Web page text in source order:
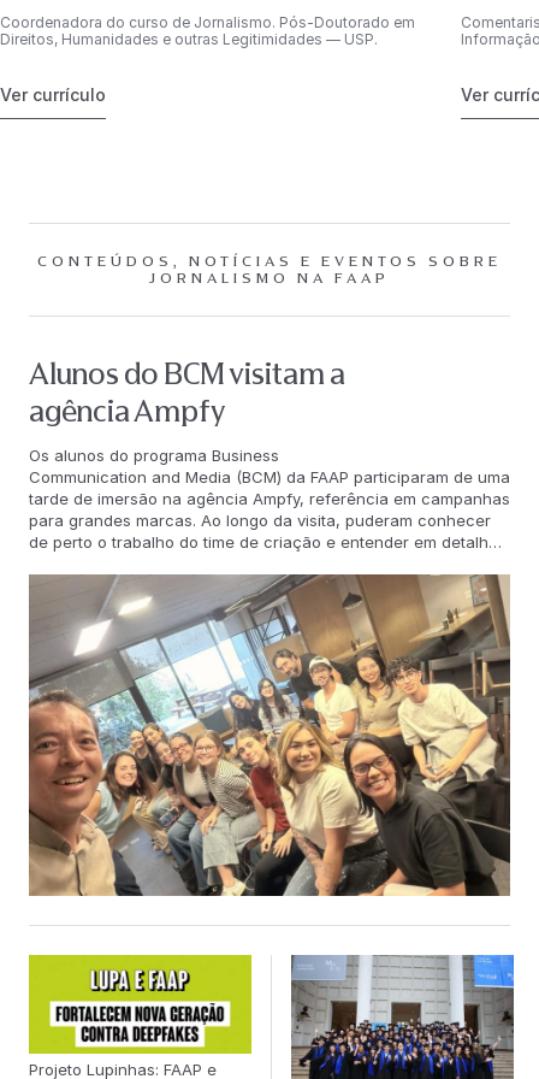
Coordenadora do curso de Jornalismo. Pós-Doutorado em
Direitos, Humanidades e outras Legitimidades — USP.
Ver currículo Ver
CONTEÚDOS, NOTÍCIAS E EVENTOS SOBRE
JORNALISMO NA FAAP
Alunos do BCM visitam a
agência Ampfy
Os alunos do programa Business
Communication and Media (BCM) da FAAP participaram de uma
tarde de imersão na agência Ampfy, referência em campanhas
para grandes marcas. Ao longo da visita, puderam conhecer
de perto o trabalho do time de criação e entender em detalhes
programação, organizada e gentilmente conduzida por Duda
Hernández, diretor criativo da Ampfy, também incluiu uma
conversa com o líder da área de Inteligência Artificial da
agência, Marcelo Fernandes, que apresentou como a
tecnologia vem transformando os processos de comunicação
e criação. Os estudantes foram acompanhados pela
professora Nathalie Hornhardt, responsável pela atividade e
pelo professor Eric Messa, coordenador do Programa BCM,
que reforçou a importância dessa aproximação com o
mercado para a formação dos alunos.“A visita à Ampfy foi
muito divertida e enriquecedora. O time foi super-receptivo e
compartilhou diversos projetos da agência, além de explicar
como funciona o processo criativo, que é essencial para a
área de publicidade, meu curso na FAAP”, relata a aluna Maria
Clara. A atividade integra a proposta do programa BCM de
desafios e inovações do mercado de
Projeto Lupinhas: FAAP e